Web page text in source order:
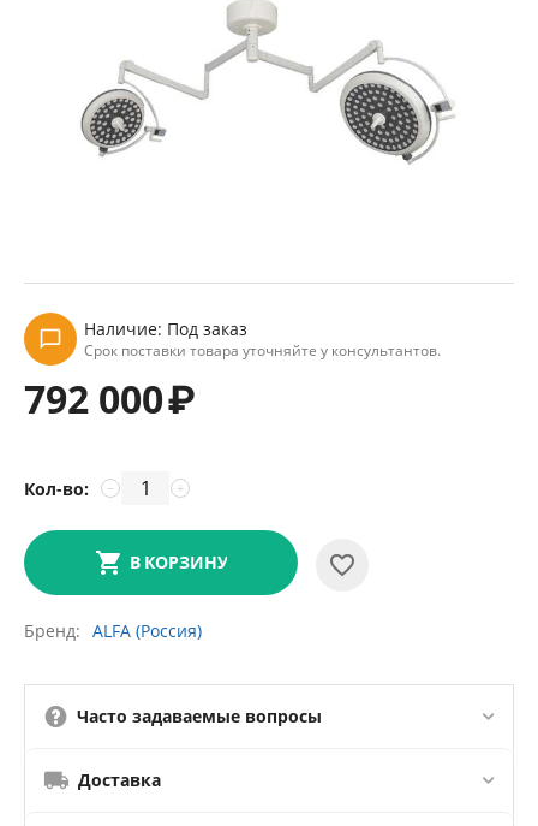
Наличие: Под заказ
Срок поставки товара уточняйте у консультантов.
792 000₽
Кол-во: +
−
В КОРЗИНУ
Бренд ALFA (Россия)
Часто задаваемые вопросы
Доставка